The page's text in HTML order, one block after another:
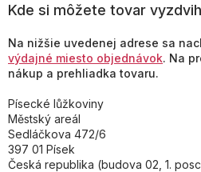
Kde si môžete tovar
Na nižšie uvedenej adrese sa
výdajné miesto objednávok. Na
nákup a prehliadka tovaru.
Písecké lůžkoviny
Městský areál
Sedláčkova 472/6
397 01 Písek
Česká republika (budova 02, 1.